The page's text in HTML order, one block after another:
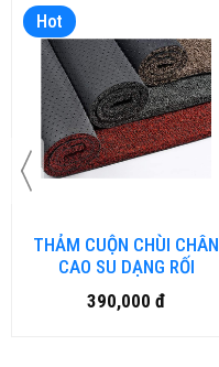
Hot
THẢM CUỘN CHÙI CHÂN
CAO SU DẠNG RỐI
390,000 đ